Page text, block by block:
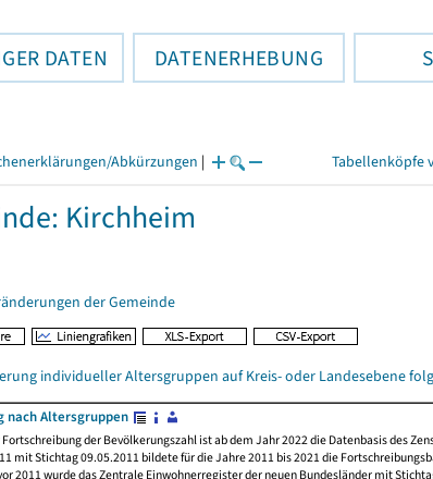
DATEN DATENERHEBUNG
Abkürzungen | Tabellenköpfe
Kirchheim
der Gemeinde
individueller Altersgruppen auf Kreis- oder Landesebene
nach Altersgruppen
der Bevölkerungszahl ist ab dem Jahr 2022 die Datenbasis des
mit Stichtag 09.05.2011 bildete für die Jahre 2011 bis 2021 die
2011 wurde das Zentrale Einwohnerregister der neuen Bundesländer mit